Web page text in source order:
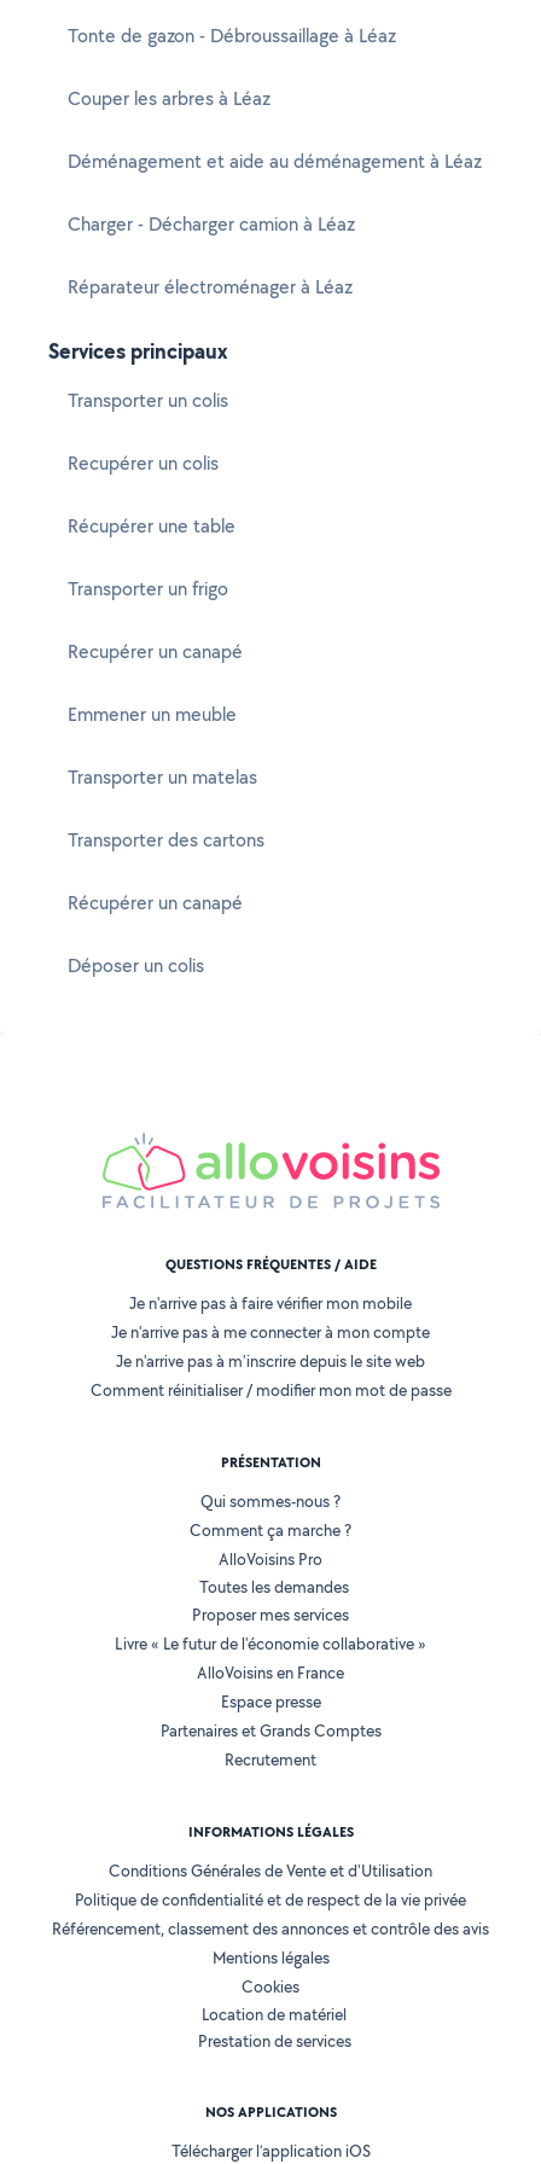
Tonte de gazon - Débroussaillage à Léaz
Couper les arbres à Léaz
Déménagement et aide au déménagement à Léaz
Charger - Décharger camion à Léaz
Réparateur électroménager à Léaz
Services principaux
Transporter un colis
Recupérer un colis
Récupérer une table
Transporter un frigo
Recupérer un canapé
Emmener un meuble
Transporter un matelas
Transporter des cartons
Récupérer un canapé
Déposer un colis
QUESTIONS FRÉQUENTES / AIDE
Je n'arrive pas à faire vérifier mon mobile
Je n'arrive pas à me connecter à mon compte
Je n'arrive pas à m'inscrire depuis le site web
Comment réinitialiser / modifier mon mot de passe
PRÉSENTATION
Qui sommes-nous ?
Comment ça marche ?
AlloVoisins Pro
Toutes les demandes
Proposer mes services
Livre « Le futur de l'économie collaborative »
AlloVoisins en France
Espace presse
Partenaires et Grands Comptes
Recrutement
INFORMATIONS LÉGALES
Conditions Générales de Vente et d'Utilisation
Politique de confidentialité et de respect de la vie privée
Référencement, classement des annonces et contrôle des avis
Mentions légales
Cookies
Location de matériel
Prestation de services
NOS APPLICATIONS
Télécharger l’application iOS